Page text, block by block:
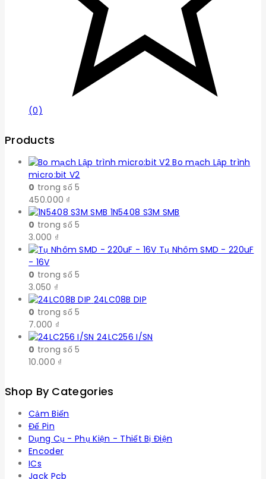
(0)
Products
Bo mạch Lập trình
micro:bit V2
0 trong số 5
450.000 ₫
1N5408 S3M SMB
0 trong số 5
3.000 ₫
Tụ Nhôm SMD - 220uF
- 16V
0 trong số 5
3.050 ₫
24LC08B DIP
0 trong số 5
7.000 ₫
24LC256 I/SN
0 trong số 5
10.000 ₫
Shop By Categories
Cảm Biến
Đế Pin
Dụng Cụ - Phụ Kiện - Thiết Bị Điện
Encoder
ICs
Jack Pcb